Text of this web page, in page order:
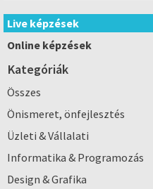
Live képzések
Online képzések
Kategóriák
Összes
Önismeret, önfejlesztés
Üzleti & Vállalati
Informatika & Programozás
Design & Grafika